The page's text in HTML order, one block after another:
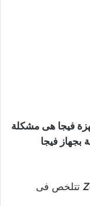
فيجا هى مشكلة
بجهاز فيجا
تتلخص فى